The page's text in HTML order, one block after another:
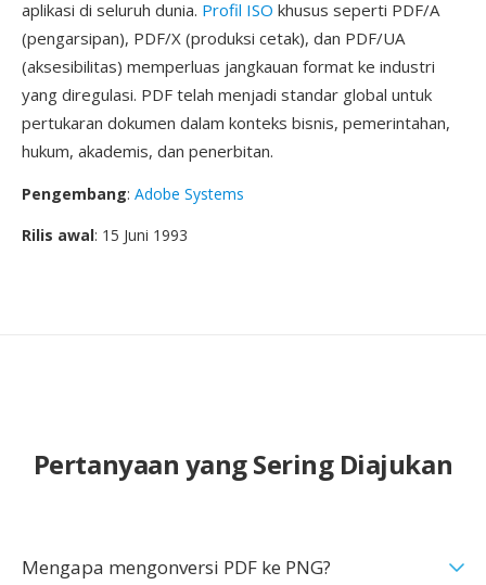
aplikasi di seluruh dunia. Profil ISO khusus seperti PDF/A
(pengarsipan), PDF/X (produksi cetak), dan PDF/UA
(aksesibilitas) memperluas jangkauan format ke industri
yang diregulasi. PDF telah menjadi standar global untuk
pertukaran dokumen dalam konteks bisnis, pemerintahan,
hukum, akademis, dan penerbitan.
Pengembang: Adobe Systems
Rilis awal: 15 Juni 1993
Pertanyaan yang Sering Diajukan
Mengapa mengonversi PDF ke PNG?